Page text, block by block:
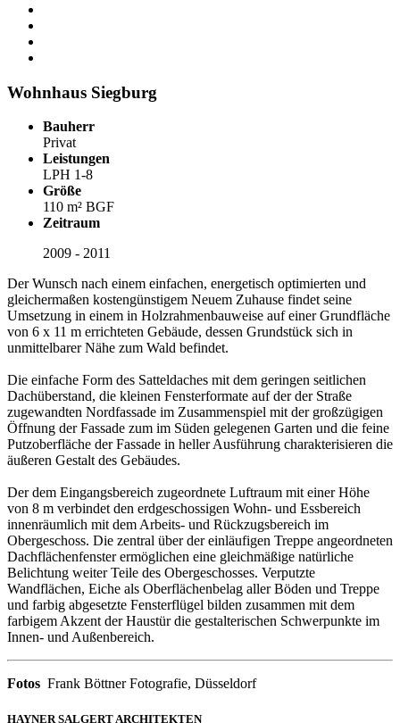
Wohnhaus Siegburg
Bauherr
Privat
Leistungen
LPH 1-8
Größe
110 m² BGF
Zeitraum
2009 - 2011
Der Wunsch nach einem einfachen, energetisch optimierten und
gleichermaßen kostengünstigem Neuem Zuhause findet seine
Umsetzung in einem in Holzrahmenbauweise auf einer Grundfläche
von 6 x 11 m errichteten Gebäude, dessen Grundstück sich in
unmittelbarer Nähe zum Wald befindet.
Die einfache Form des Satteldaches mit dem geringen seitlichen
Dachüberstand, die kleinen Fensterformate auf der der Straße
zugewandten Nordfassade im Zusammenspiel mit der großzügigen
Öffnung der Fassade zum im Süden gelegenen Garten und die feine
Putzoberfläche der Fassade in heller Ausführung charakterisieren die
äußeren Gestalt des Gebäudes.
Der dem Eingangsbereich zugeordnete Luftraum mit einer Höhe
von 8 m verbindet den erdgeschossigen Wohn- und Essbereich
innenräumlich mit dem Arbeits- und Rückzugsbereich im
Obergeschoss. Die zentral über der einläufigen Treppe angeordneten
Dachflächenfenster ermöglichen eine gleichmäßige natürliche
Belichtung weiter Teile des Obergeschosses. Verputzte
Wandflächen, Eiche als Oberflächenbelag aller Böden und Treppe
und farbig abgesetzte Fensterflügel bilden zusammen mit dem
farbigem Akzent der Haustür die gestalterischen Schwerpunkte im
Innen- und Außenbereich.
Fotos Frank Böttner Fotografie, Düsseldorf
HAYNER SALGERT ARCHITEKTEN